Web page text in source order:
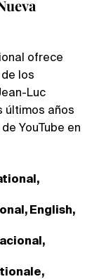
ofrece
los
Luc
últimos años
YouTube en
English,